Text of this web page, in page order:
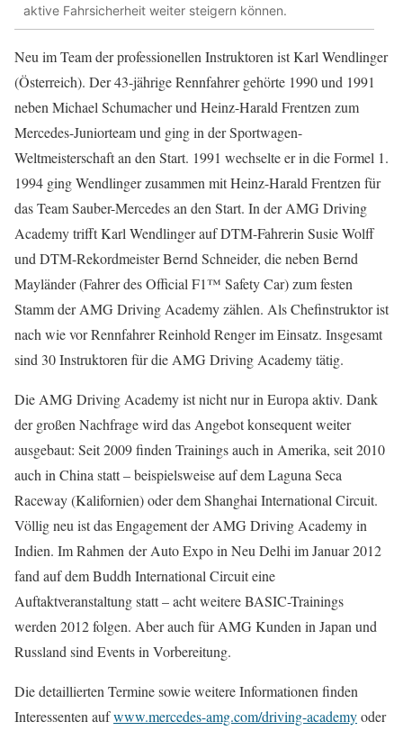
aktive Fahrsicherheit weiter steigern können.
Neu im Team der professionellen Instruktoren ist Karl Wendlinger
(Österreich). Der 43-jährige Rennfahrer gehörte 1990 und 1991
neben Michael Schumacher und Heinz-Harald Frentzen zum
Mercedes-Juniorteam und ging in der Sportwagen-
Weltmeisterschaft an den Start. 1991 wechselte er in die Formel 1.
1994 ging Wendlinger zusammen mit Heinz-Harald Frentzen für
das Team Sauber-Mercedes an den Start. In der AMG Driving
Academy trifft Karl Wendlinger auf DTM-Fahrerin Susie Wolff
und DTM-Rekordmeister Bernd Schneider, die neben Bernd
Mayländer (Fahrer des Official F1™ Safety Car) zum festen
Stamm der AMG Driving Academy zählen. Als Chefinstruktor ist
nach wie vor Rennfahrer Reinhold Renger im Einsatz. Insgesamt
sind 30 Instruktoren für die AMG Driving Academy tätig.
Die AMG Driving Academy ist nicht nur in Europa aktiv. Dank
der großen Nachfrage wird das Angebot konsequent weiter
ausgebaut: Seit 2009 finden Trainings auch in Amerika, seit 2010
auch in China statt – beispielsweise auf dem Laguna Seca
Raceway (Kalifornien) oder dem Shanghai International Circuit.
Völlig neu ist das Engagement der AMG Driving Academy in
Indien. Im Rahmen der Auto Expo in Neu Delhi im Januar 2012
fand auf dem Buddh International Circuit eine
Auftaktveranstaltung statt – acht weitere BASIC-Trainings
werden 2012 folgen. Aber auch für AMG Kunden in Japan und
Russland sind Events in Vorbereitung.
Die detaillierten Termine sowie weitere Informationen finden
Interessenten aufwww.mercedes-amg.com/driving-academyoder